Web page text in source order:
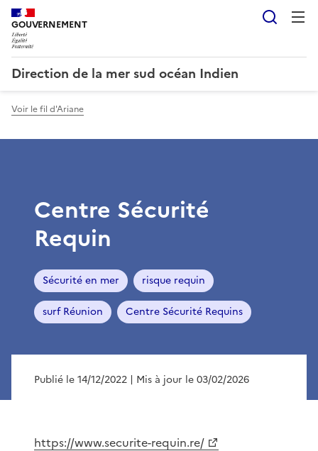
GOUVERNEMENT
Direction de la mer sud océan Indien
Voir le fil d'Ariane
Centre Sécurité
Requin
Sécurité en mer risque requin
surf Réunion Centre Sécurité Requins
Publié le 14/12/2022 | Mis à jour le 03/02/2026
https://www.securite-requin.re/